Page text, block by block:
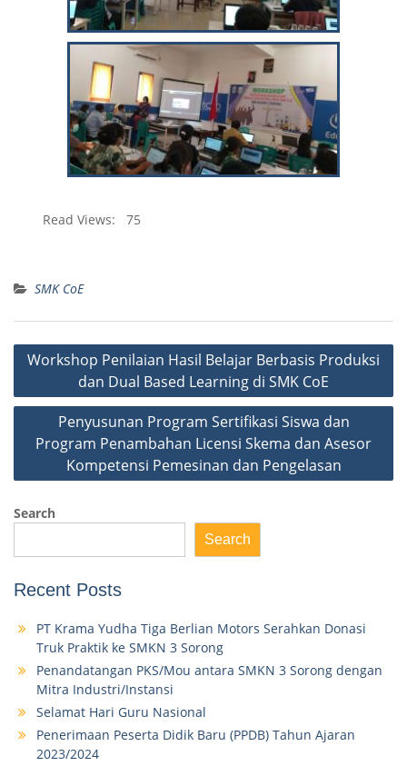
Read Views: 75
SMK CoE
Workshop Penilaian Hasil Belajar Berbasis Produksi
dan Dual Based Learning di SMK CoE
Penyusunan Program Sertifikasi Siswa dan
Program Penambahan Licensi Skema dan Asesor
Kompetensi Pemesinan dan Pengelasan
Search
Search
Recent Posts
PT Krama Yudha Tiga Berlian Motors Serahkan Donasi
Truk Praktik ke SMKN 3 Sorong
Penandatangan PKS/Mou antara SMKN 3 Sorong dengan
Mitra Industri/Instansi
Selamat Hari Guru Nasional
Penerimaan Peserta Didik Baru (PPDB) Tahun Ajaran
2023/2024